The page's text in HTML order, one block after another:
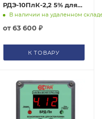
РДЭ-10ПлК-2,2 5% для
систем полива
выход) Extra
4007150000
В наличии на удаленном
от63 600 ₽
К ТОВАРУ